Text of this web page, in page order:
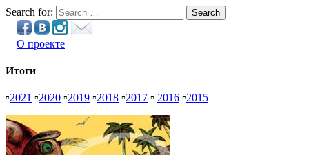
Search for: Search
О проекте
Итоги
▫2021 ▫2020 ▫2019 ▫2018 ▫2017 ▫ 2016 ▫2015